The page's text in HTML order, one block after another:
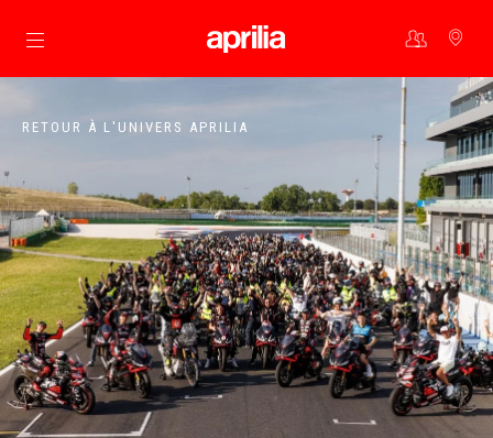
Aller au contenu principal
RETOUR À L'UNIVERS APRILIA